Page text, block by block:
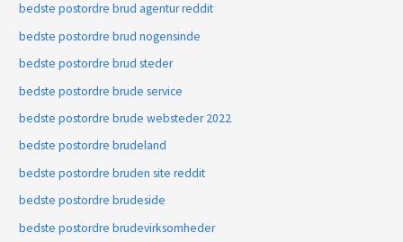
bedste postordre brud agentur reddit
bedste postordre brud nogensinde
bedste postordre brud steder
bedste postordre brude service
bedste postordre brude websteder 2022
bedste postordre brudeland
bedste postordre bruden site reddit
bedste postordre brudeside
bedste postordre brudevirksomheder